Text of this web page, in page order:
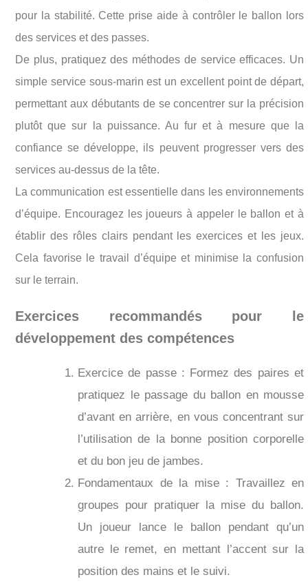
pour la stabilité. Cette prise aide à contrôler le ballon lors
des services et des passes.
De plus, pratiquez des méthodes de service efficaces. Un
simple service sous-marin est un excellent point de départ,
permettant aux débutants de se concentrer sur la précision
plutôt que sur la puissance. Au fur et à mesure que la
confiance se développe, ils peuvent progresser vers des
services au-dessus de la tête.
La communication est essentielle dans les environnements
d’équipe. Encouragez les joueurs à appeler le ballon et à
établir des rôles clairs pendant les exercices et les jeux.
Cela favorise le travail d’équipe et minimise la confusion
sur le terrain.
Exercices recommandés pour le
développement des compétences
Exercice de passe : Formez des paires et
pratiquez le passage du ballon en mousse
d’avant en arrière, en vous concentrant sur
l’utilisation de la bonne position corporelle
et du bon jeu de jambes.
Fondamentaux de la mise : Travaillez en
groupes pour pratiquer la mise du ballon.
Un joueur lance le ballon pendant qu’un
autre le remet, en mettant l’accent sur la
position des mains et le suivi.